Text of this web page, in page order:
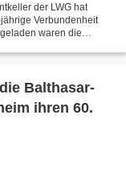
der LWG hat
Verbundenheit
waren die
Balthasar-
ihren 60.